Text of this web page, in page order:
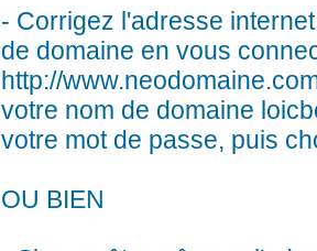
- Corrigez l'adresse
de domaine en vous
http://
votre nom de domaine
votre mot de passe, puis
OU BIEN